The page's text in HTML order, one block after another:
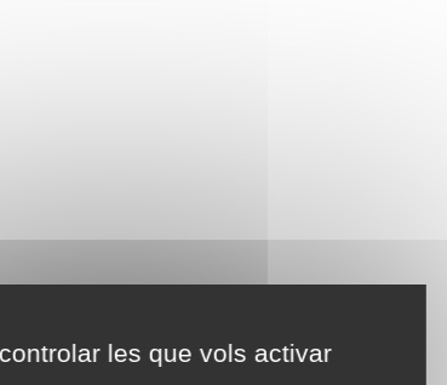
les que vols activar